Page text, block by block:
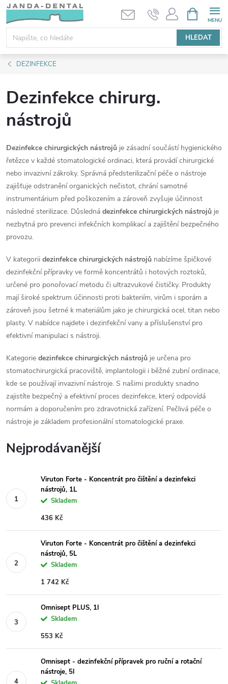
Přejít
obsah
HLEDAT
NÁKUPNÍ
KOŠÍK
DEZINFEKCE
Dezinfekce chirurg.
nástrojů
Dezinfekce chirurgických nástrojů je zásadní součástí hygienického
řetězce v každé stomatologické ordinaci, která provádí chirurgické
nebo invazivní zákroky. Správná předsterilizační péče o nástroje
zajišťuje odstranění organických nečistot, chrání samotné
instrumentárium před poškozením a zároveň zvyšuje účinnost
následné sterilizace. Důsledná dezinfekce chirurgických nástrojů je
nezbytná pro prevenci infekčních komplikací a zajištění bezpečného
provozu.
V kategorii dezinfekce chirurgických nástrojů nabízíme špičkové
dezinfekční přípravky ve formě koncentrátů i hotových roztoků,
určené pro ponořovací metodu či ultrazvukové čističky. Produkty
mají široké spektrum účinnosti proti bakteriím, virům i sporám a
zároveň jsou šetrné k materiálům jako je chirurgická ocel, titan nebo
plasty. V nabídce najdete i dezinfekční vany a příslušenství pro
efektivní manipulaci s nástroji.
Kategorie dezinfekce chirurgických nástrojů je určena pro
stomatochirurgická pracoviště, implantologii i běžné zubní ordinace,
kde se používají invazivní nástroje. S našimi produkty snadno
zajistíte bezpečný a efektivní proces dezinfekce, který odpovídá
normám a doporučením pro zdravotnická zařízení. Pečlivá péče o
nástroje je základem profesionální stomatologické praxe.
Nejprodávanější
Viruton Forte - Koncentrát pro čištění a dezinfekci
nástrojů, 1L
Skladem
436 Kč
Viruton Forte - Koncentrát pro čištění a dezinfekci
nástrojů, 5L
Skladem
1 742 Kč
Omnisept PLUS, 1l
Skladem
553 Kč
Omnisept - dezinfekční přípravek pro ruční a rotační
nástroje, 5l